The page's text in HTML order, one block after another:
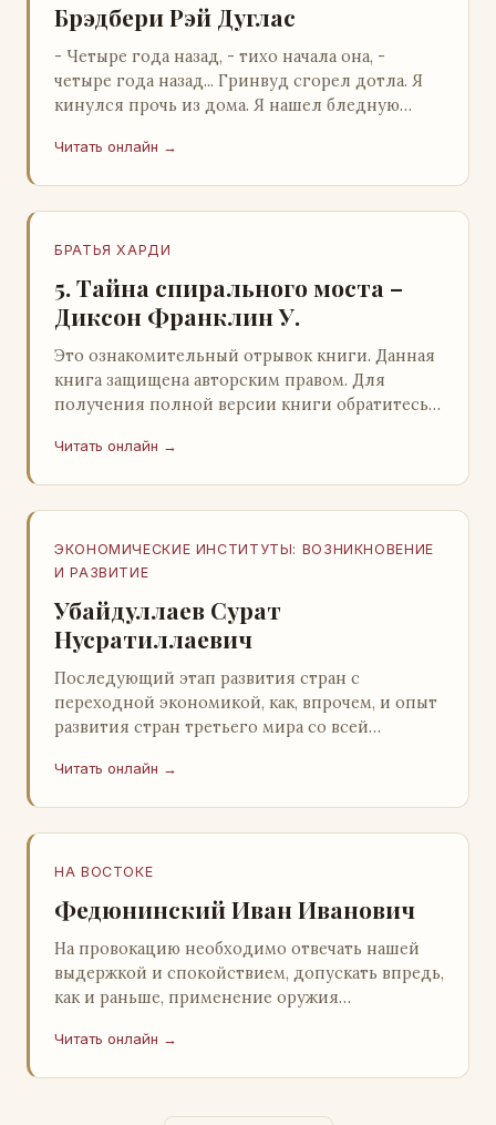
Брэдбери Рэй Дуглас
- Четыре года назад, - тихо начала она, -
четыре года назад... Гринвуд сгорел дотла. Я
кинулся прочь из дома. Я нашел бледную
Читать онлайн →
БРАТЬЯ ХАРДИ
5. Тайна спирального моста –
Диксон Франклин У.
Это ознакомительный отрывок книги. Данная
книга защищена авторским правом. Для
получения полной версии книги обратитесь к
легального ко…
Читать онлайн →
ЭКОНОМИЧЕСКИЕ ИНСТИТУТЫ: ВОЗНИКНОВЕНИЕ
И РАЗВИТИЕ
Убайдуллаев Сурат
Нусратиллаевич
Последующий этап развития стран с
переходной экономикой, как, впрочем, и опыт
развития стран третьего мира со всей
ошибочность такого предс…
Читать онлайн →
НА ВОСТОКЕ
Федюнинский Иван Иванович
На провокацию необходимо отвечать нашей
выдержкой и спокойствием, допускать впредь,
как и раньше, применение оружия
самообороны о…
Читать онлайн →